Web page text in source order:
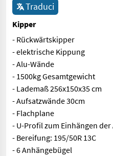
Traduci
Kipper
- Rückwärtskipper
- elektrische Kippung
- Alu-Wände
- 1500kg Gesamtgewicht
- Lademaß 256x150x35 cm
- Aufsatzwände 30cm
- Flachplane
- U-Profil zum Einhängen
- Bereifung: 195/50R 13C
- 6 Anhängebügel